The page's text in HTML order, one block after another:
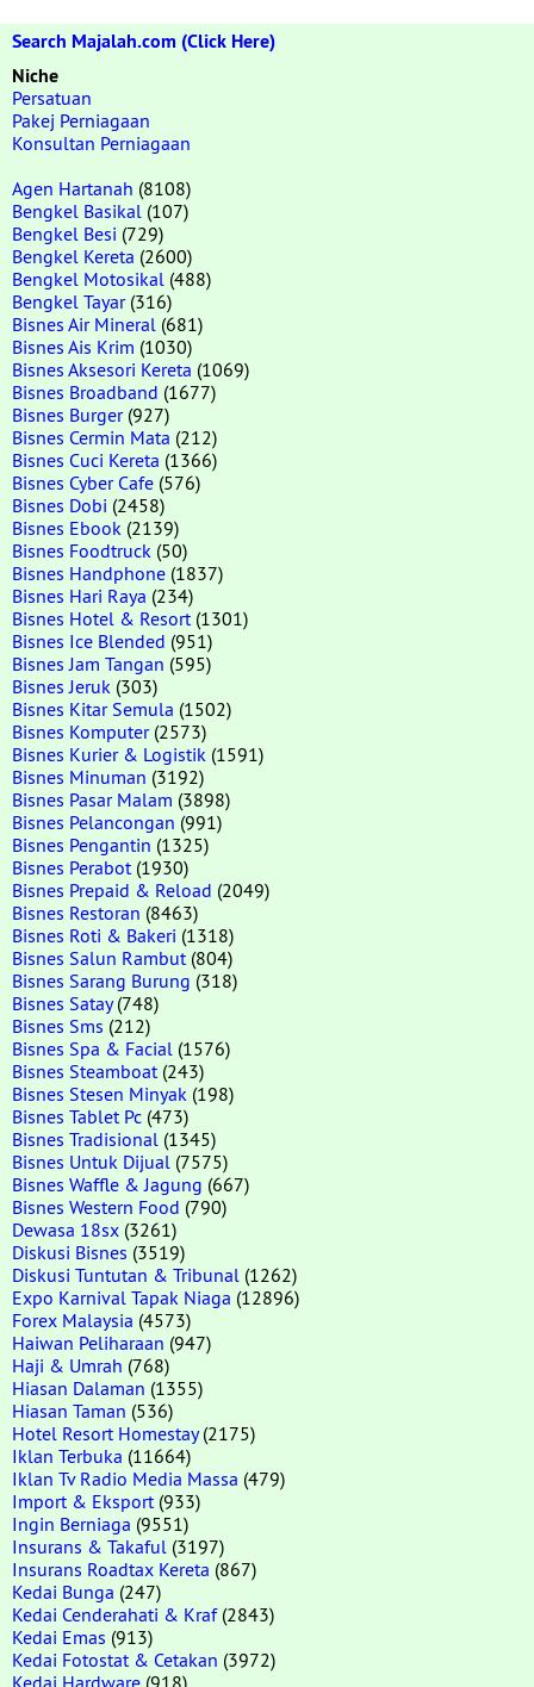
Search Majalah.com (Click Here)
Niche
Persatuan
Pakej Perniagaan
Konsultan Perniagaan
Agen Hartanah (8108)
Bengkel Basikal (107)
Bengkel Besi (729)
Bengkel Kereta (2600)
Bengkel Motosikal (488)
Bengkel Tayar(316)
Bisnes Air Mineral (681)
Bisnes Ais Krim (1030)
Bisnes Aksesori Kereta (1069)
Bisnes Broadband (1677)
Bisnes Burger(927)
Bisnes Cermin Mata (212)
Bisnes Cuci Kereta (1366)
Bisnes Cyber Cafe (576)
Bisnes Dobi (2458)
Bisnes Ebook (2139)
Bisnes Foodtruck (50)
Bisnes Handphone (1837)
Bisnes Hari Raya (234)
Bisnes Hotel & Resort (1301)
Bisnes Ice Blended (951)
Bisnes Jam Tangan (595)
Bisnes Jeruk (303)
Bisnes Kitar Semula (1502)
Bisnes Komputer(2573)
Bisnes Kurier & Logistik (1591)
Bisnes Minuman (3192)
Bisnes Pasar Malam (3898)
Bisnes Pelancongan (991)
Bisnes Pengantin (1325)
Bisnes Perabot (1930)
Bisnes Prepaid & Reload (2049)
Bisnes Restoran (8463)
Bisnes Roti & Bakeri (1318)
Bisnes Salun Rambut (804)
Bisnes Sarang Burung (318)
Bisnes Satay(748)
Bisnes Sms (212)
Bisnes Spa & Facial (1576)
Bisnes Steamboat (243)
Bisnes Stesen Minyak (198)
Bisnes Tablet Pc (473)
Bisnes Tradisional (1345)
Bisnes Untuk Dijual (7575)
Bisnes Waffle & Jagung (667)
Bisnes Western Food (790)
Dewasa 18sx (3261)
Diskusi Bisnes (3519)
Diskusi Tuntutan & Tribunal (1262)
Expo Karnival Tapak Niaga (12896)
Forex Malaysia (4573)
Haiwan Peliharaan (947)
Haji & Umrah (768)
Hiasan Dalaman (1355)
Hiasan Taman (536)
Hotel Resort Homestay(2175)
Iklan Terbuka (11664)
Iklan Tv Radio Media Massa (479)
Import & Eksport (933)
Ingin Berniaga (9551)
Insurans & Takaful (3197)
Insurans Roadtax Kereta (867)
Kedai Bunga (247)
Kedai Cenderahati & Kraf(2843)
Kedai Emas (913)
Kedai Fotostat & Cetakan (3972)
Kedai Hardware (918)